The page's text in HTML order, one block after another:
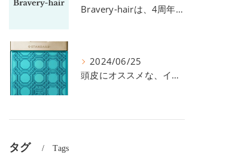
Bravery-hairは、4周年を迎えました！
2024/06/25
頭皮にオススメな、イイスタンダードのスカルプ系シャンプー＆トリートメントです！
タグ Tags